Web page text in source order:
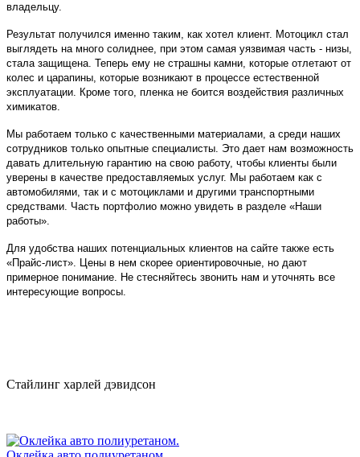
владельцу.
Результат получился именно таким, как хотел клиент. Мотоцикл стал
выглядеть на много солиднее, при этом самая уязвимая часть - низы,
стала защищена. Теперь ему не страшны камни, которые отлетают от
колес и царапины, которые возникают в процессе естественной
эксплуатации. Кроме того, пленка не боится воздействия различных
химикатов.
Мы работаем только с качественными материалами, а среди наших
сотрудников только опытные специалисты. Это дает нам возможность
давать длительную гарантию на свою работу, чтобы клиенты были
уверены в качестве предоставляемых услуг. Мы работаем как с
автомобилями, так и с мотоциклами и другими транспортными
средствами. Часть портфолио можно увидеть в разделе «Наши
работы».
Для удобства наших потенциальных клиентов на сайте также есть
«Прайс-лист». Цены в нем скорее ориентировочные, но дают
примерное понимание. Не стесняйтесь звонить нам и уточнять все
интересующие вопросы.
Стайлинг харлей дэвидсон